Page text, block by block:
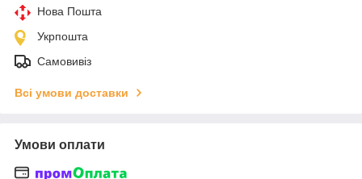
Нова Пошта
Укрпошта
Самовивіз
Всі умови доставки
Умови оплати